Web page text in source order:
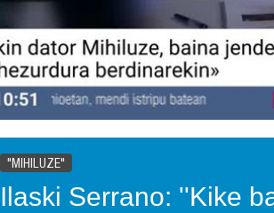
"MIHILUZE"
Ilaski Serrano: ''Kike